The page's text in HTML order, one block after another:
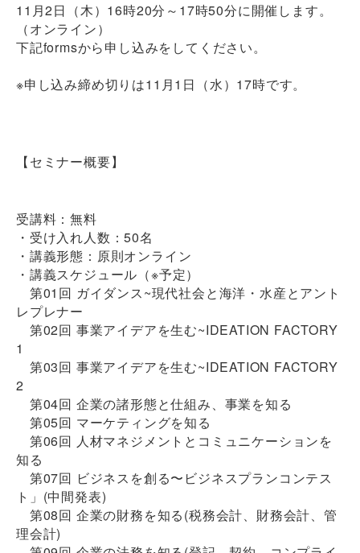
11月2日（木）16時20分～17時50分に開催します。
（オンライン）
下記formsから申し込みをしてください。
※申し込み締め切りは11月1日（水）17時です。
【セミナー概要】
受講料：無料
・受け入れ人数：50名
・講義形態：原則オンライン
・講義スケジュール（※予定）
第01回 ガイダンス~現代社会と海洋・⽔産とアント
レプレナー
第02回 事業アイデアを⽣む~IDEATION FACTORY
1
第03回 事業アイデアを⽣む~IDEATION FACTORY
2
第04回 企業の諸形態と仕組み、事業を知る
第05回 マーケティングを知る
第06回 ⼈材マネジメントとコミュニケーションを
知る
第07回 ビジネスを創る〜ビジネスプランコンテス
ト」(中間発表)
第08回 企業の財務を知る(税務会計、財務会計、管
理会計)